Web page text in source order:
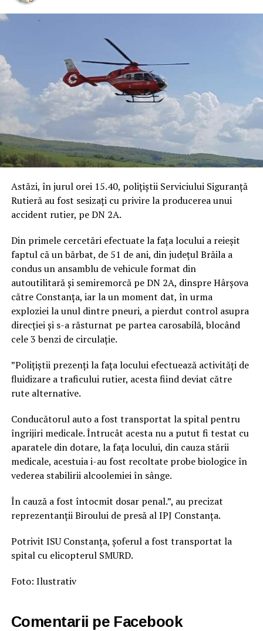
Astăzi, în jurul orei 15.40, polițiștii Serviciului Siguranță
Rutieră au fost sesizați cu privire la producerea unui
accident rutier, pe DN 2A.
Din primele cercetări efectuate la fața locului a reieșit
faptul că un bărbat, de 51 de ani, din județul Brăila a
condus un ansamblu de vehicule format din
autoutilitară și semiremorcă pe DN 2A, dinspre Hârșova
către Constanța, iar la un moment dat, în urma
exploziei la unul dintre pneuri, a pierdut control asupra
direcției și s-a răsturnat pe partea carosabilă, blocând
cele 3 benzi de circulație.
”Polițiștii prezenți la fața locului efectuează activități de
fluidizare a traficului rutier, acesta fiind deviat către
rute alternative.
Conducătorul auto a fost transportat la spital pentru
îngrijiri medicale. Întrucât acesta nu a putut fi testat cu
aparatele din dotare, la fața locului, din cauza stării
medicale, acestuia i-au fost recoltate probe biologice în
vederea stabilirii alcoolemiei în sânge.
În cauză a fost întocmit dosar penal.”, au precizat
reprezentanții Biroului de presă al IPJ Constanța.
Potrivit ISU Constanța, șoferul a fost transportat la
spital cu elicopterul SMURD.
Foto: Ilustrativ
Comentarii pe Facebook